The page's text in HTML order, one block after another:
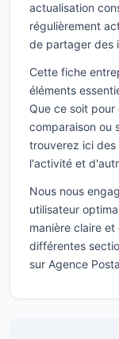
actualisation
régulièrement
de partager des
Cette fiche
éléments
Que ce soit
comparaison ou
trouverez ici des
l'activité et
Nous nous
utilisateur
manière claire
différentes
sur Agence